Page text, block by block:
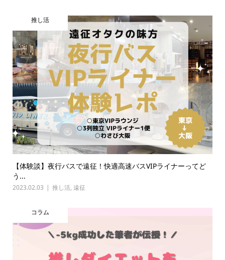
推し活
【体験談】夜行バスで遠征！快適高速バスVIPライナーってど
う...
2023.02.03 推し活, 遠征
コラム